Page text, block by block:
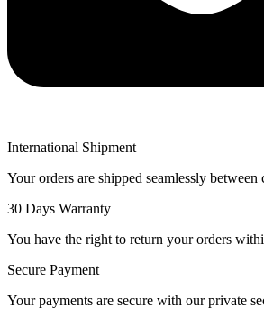
International Shipment
Your orders are shipped seamlessly between
30 Days Warranty
You have the right to return your orders
Secure Payment
Your payments are secure with our private